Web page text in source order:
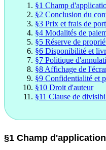
§1 Champ
§2 Conclusion du
§3 Prix et frais de port
§4 Modalités de
§5 Réserve de
§6 Disponibilité et
§7 Politique
§8 Affichage de
§9 Confidentialité et
§10 Droit d'auteur
§11 Clause de
§1 Champ